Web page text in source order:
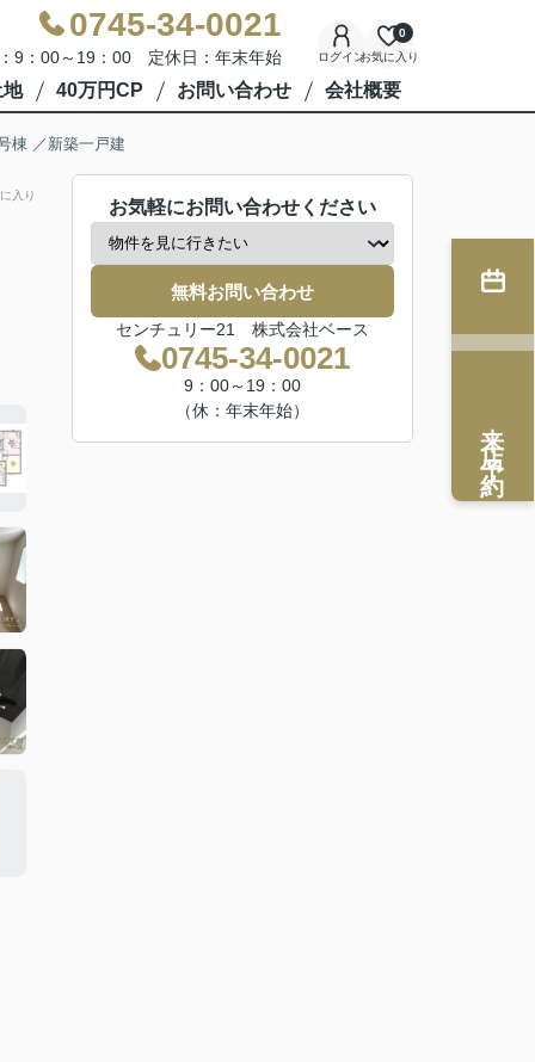
0745-34-0021
9：00～19：00 定休日：年末年始 ログインお気に入り
0
地 40万円CP お問い合わせ 会社概要
棟 ／新築一戸建
入り
お気軽にお問い合わせください
無料お問い合わせ
センチュリー21 株式会社ベース
0745-34-0021
9：00～19：00
（休：年末年始）
来店予約